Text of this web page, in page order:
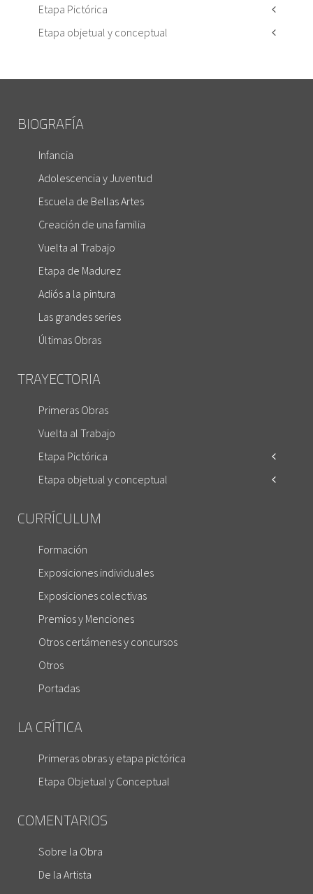
Etapa Pictórica
Etapa objetual y conceptual
BIOGRAFÍA
Infancia
Adolescencia y Juventud
Escuela de Bellas Artes
Creación de una familia
Vuelta al Trabajo
Etapa de Madurez
Adiós a la pintura
Las grandes series
Últimas Obras
TRAYECTORIA
Primeras Obras
Vuelta al Trabajo
Etapa Pictórica
Etapa objetual y conceptual
CURRÍCULUM
Formación
Exposiciones individuales
Exposiciones colectivas
Premios y Menciones
Otros certámenes y concursos
Otros
Portadas
LA CRÍTICA
Primeras obras y etapa pictórica
Etapa Objetual y Conceptual
COMENTARIOS
Sobre la Obra
De la Artista